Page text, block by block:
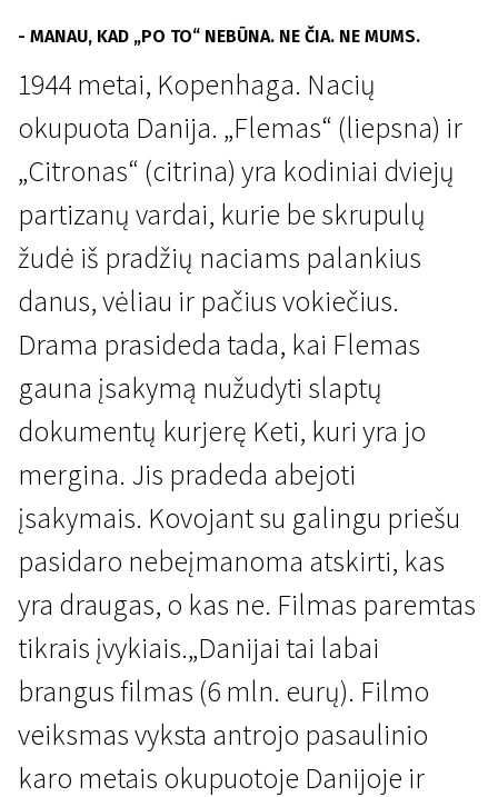
"Scanoramos" naujienos
Liepsna ir citrina
2 val. 10 min. | Drama | N/A
- MANAU, KAD „PO TO“ NEBŪNA. NE ČIA. NE MUMS.
1944 metai, Kopenhaga. Nacių
okupuota Danija. „Flemas“ (liepsna) ir
„Citronas“ (citrina) yra kodiniai dviejų
partizanų vardai, kurie be skrupulų
žudė iš pradžių naciams palankius
danus, vėliau ir pačius vokiečius.
Drama prasideda tada, kai Flemas
gauna įsakymą nužudyti slaptų
dokumentų kurjerę Keti, kuri yra jo
mergina. Jis pradeda abejoti
įsakymais. Kovojant su galingu priešu
pasi­daro nebeįmanoma atskirti, kas
yra draugas, o kas ne. Filmas paremtas
tikrais įvykiais.„Danijai tai labai
brangus filmas (6 mln. eurų). Filmo
veiksmas vyksta antrojo pasaulinio
karo metais okupuotoje Danijoje ir